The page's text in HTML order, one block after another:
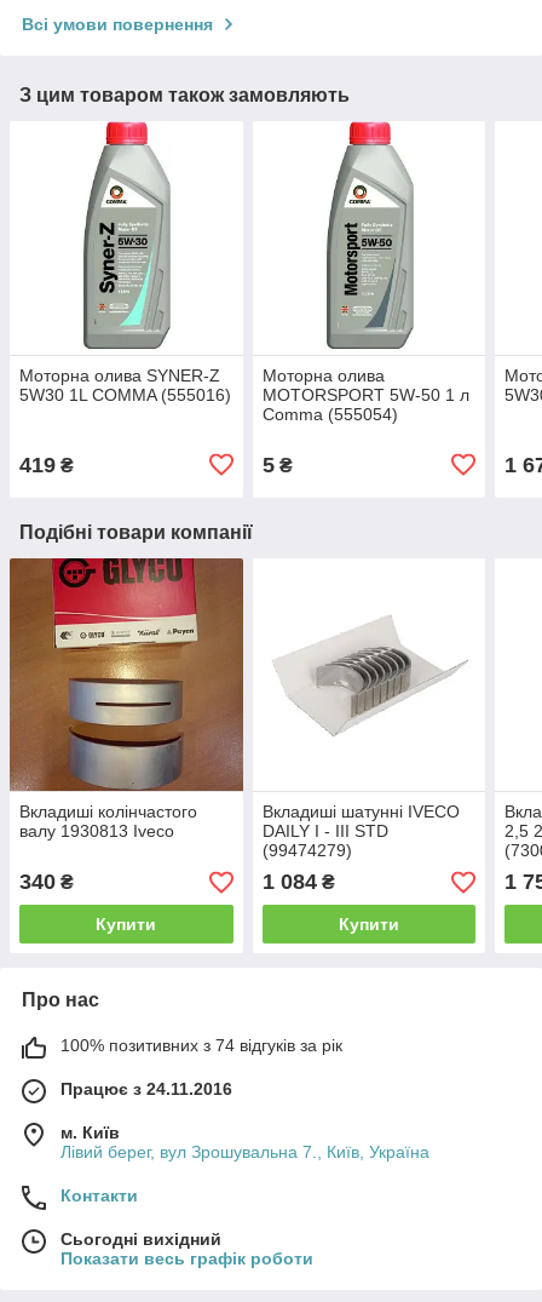
Всі умови повернення
З цим товаром також замовляють
Моторна олива SYNER-Z
5W30 1L COMMA (555016)
419 ₴
Моторна олива
MOTORSPORT 5W-50 1 л
Comma (555054)
5₴ 1
Подібні товари компанії
Вкладиші колінчастого
валу 1930813 Iveco
340 ₴
Купити
Вкладиші шатунні IVECO
DAILY I - III STD
(99474279)
1 084₴
Купити
2,5
1
Про нас
100% позитивних з 74 відгуків за рік
Працює з 24.11.2016
м. Київ
Лівий берег, вул Зрошувальна 7., Київ, Україна
Контакти
Сьогодні вихідний
Показати весь графік роботи